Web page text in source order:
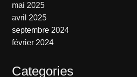
mai 2025
avril 2025
septembre 2024
février 2024
Categories